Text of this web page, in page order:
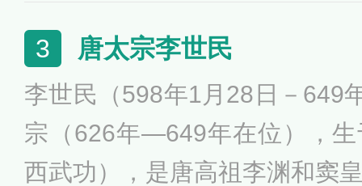
汉王朝最鼎盛繁荣的时期，那
朝第一个发展高峰。他的雄才
朝成为当时世界上最强大的国
历史上伟大的皇帝之一。
3 唐太宗李世民
李世民（598年1月28日－649
宗（626年—649年在位），
西武功），是唐高祖李渊和窦